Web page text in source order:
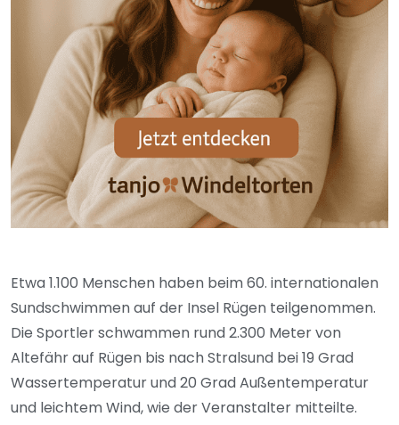
Etwa 1.100 Menschen haben beim 60. internationalen
Sundschwimmen auf der Insel Rügen teilgenommen.
Die Sportler schwammen rund 2.300 Meter von
Altefähr auf Rügen bis nach Stralsund bei 19 Grad
Wassertemperatur und 20 Grad Außentemperatur
und leichtem Wind, wie der Veranstalter mitteilte.